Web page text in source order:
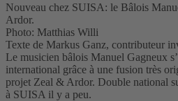
Nouveau chez SUISA: le Bâlois
Ardor.
Photo: Matthias Willi
Texte de Markus Ganz, contributeur
Le musicien bâlois Manuel Gagneux
international grâce à une fusion très
projet Zeal & Ardor. Double national
à SUISA il y a peu.